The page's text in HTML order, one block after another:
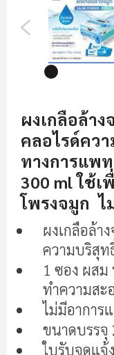
ที่
ส่วน
เริ่ม
ต้น
ของ
แกล
รี
รูปภาพ
ผงเกลือล้า
คลอไรด์คว
ทางการแพ
300 ml ใช้เ
โพรงจมูก ไ
ผงเกลือล้า
ความบริสุท
1 ซอง ผสม
ทำความสะ
ไม่มีอาการ
ขนาดบรรจุ
ใบรับจดแจ้